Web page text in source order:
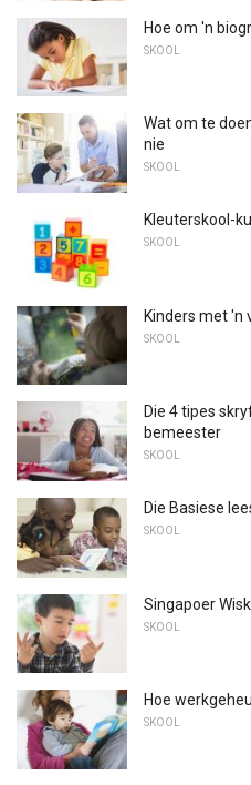
Hoe om 'n
SKOOL
Wat om te
nie
SKOOL
Kleuterskool-
SKOOL
Kinders met 'n
SKOOL
Die 4 tipes
bemeester
SKOOL
Die Basiese
SKOOL
Singapoer
SKOOL
Hoe
SKOOL